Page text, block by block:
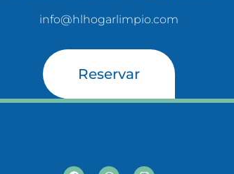
info@hlhogarlimpio.com
Reservar